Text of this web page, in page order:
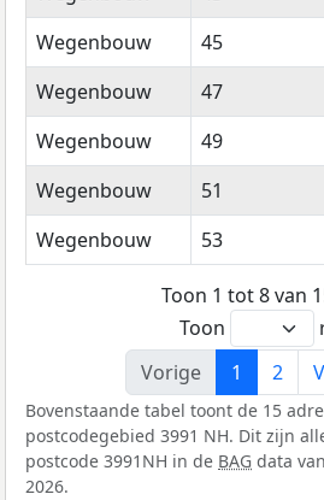
Wegenbouw
45
Wegenbouw
47
Wegenbouw
49
Wegenbouw
51
Wegenbouw
53
Toon 1 tot 8 van
Toon
Vorige
1 2
Bovenstaande tabel toont de 15
postcodegebied 3991 NH. Dit zijn
postcode 3991NH in de BAG data
2026.